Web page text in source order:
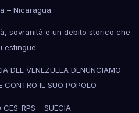
– Nicaragua
sovranità e un debito storico che
estingue.
DEL VENEZUELA DENUNCIAMO
CONTRO IL SUO POPOLO
CES-RPS – SUECIA